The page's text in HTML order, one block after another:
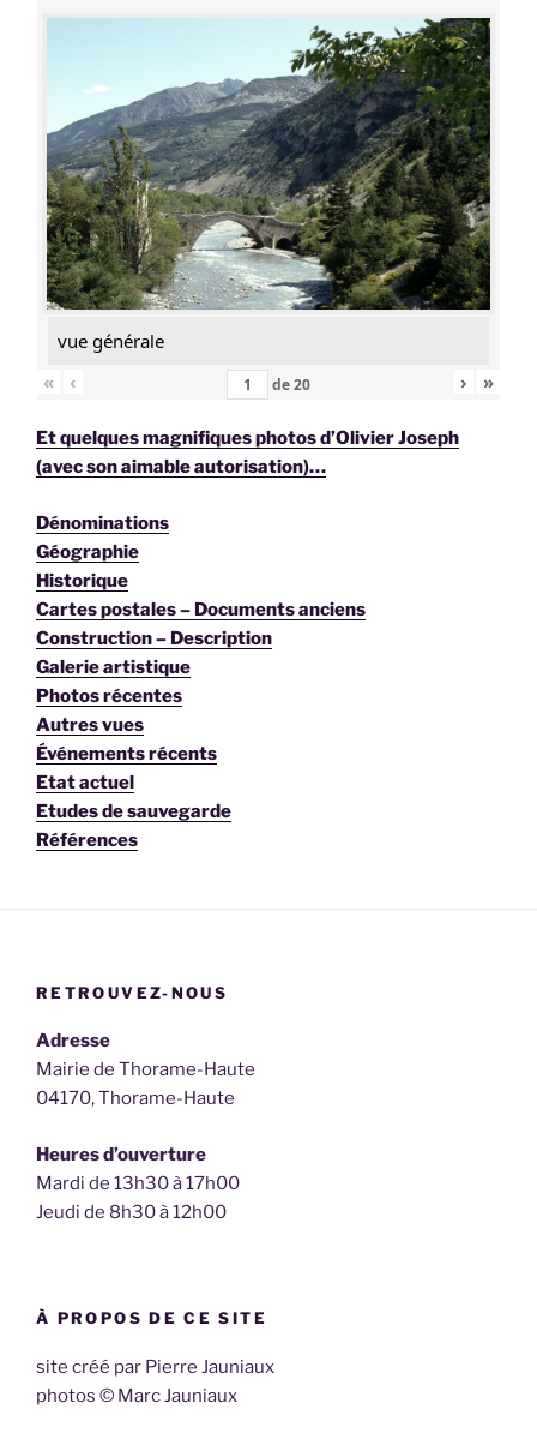
vue générale
«
‹ de20 › »
Et quelques magnifiques photos d’Olivier Joseph
(avec son aimable autorisation)…
Dénominations
Géographie
Historique
Cartes postales – Documents anciens
Construction – Description
Galerie artistique
Photos récentes
Autres vues
Événements récents
Etat actuel
Etudes de sauvegarde
Références
RETROUVEZ-NOUS
Adresse
Mairie de Thorame-Haute
04170, Thorame-Haute
Heures d’ouverture
Mardi de 13h30 à 17h00
Jeudi de 8h30 à 12h00
À PROPOS DE CE SITE
site créé par Pierre Jauniaux
photos © Marc Jauniaux